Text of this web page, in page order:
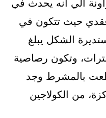
الي انه يحدث في
عقدي حيث تتكون في
الشكل يبلغ
البداية 2-4 مليمترات، وتكون رصاصية
قطعت بالمشرط وجد
من الكولاجين